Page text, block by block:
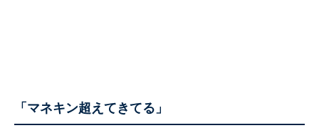
「マネキン超えてきてる」